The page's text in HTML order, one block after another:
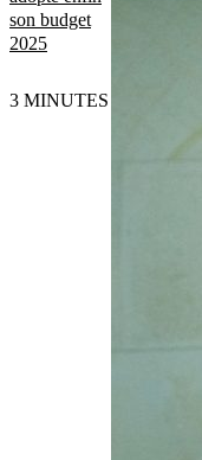
son budget
2025
3 MINUTES